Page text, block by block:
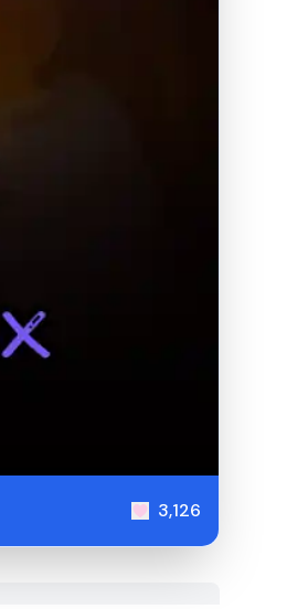
3,126